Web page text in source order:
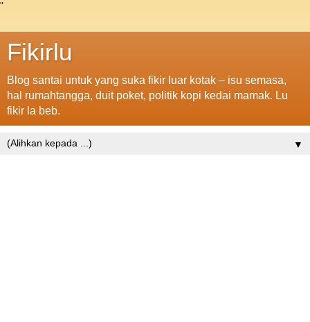
"
Fikirlu
Blog santai untuk yang suka fikir luar kotak – isu semasa,
hal rumahtangga, duit poket, politik kopi kedai mamak. Lu
fikir la beb.
▼